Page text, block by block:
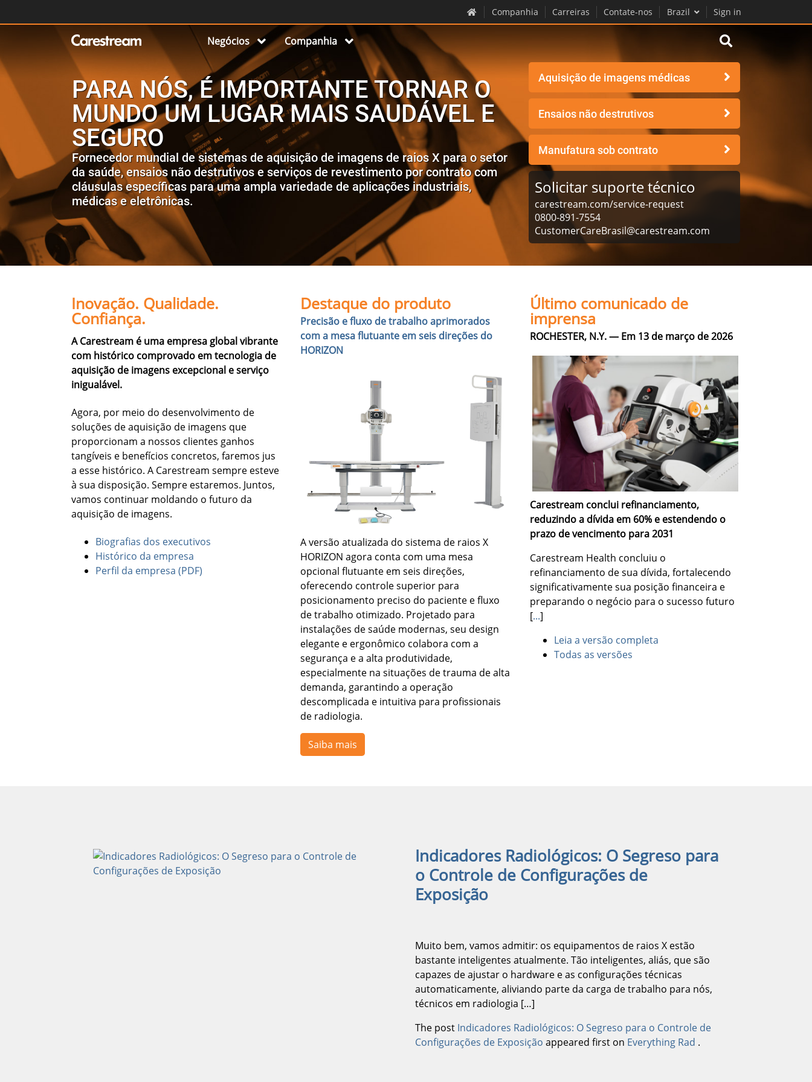
Companhia Carreiras Contate-nos Brazil Sign in
Negócios Companhia
PARA NÓS, É IMPORTANTE TORNAR O
MUNDO UM LUGAR MAIS SAUDÁVEL E
SEGURO
Fornecedor mundial de sistemas de aquisição de imagens de raios X para o setor
da saúde, ensaios não destrutivos e serviços de revestimento por contrato com
cláusulas específicas para uma ampla variedade de aplicações industriais,
médicas e eletrônicas.
Aquisição de imagens médicas
Ensaios não destrutivos
Manufatura sob contrato
Solicitar suporte técnico
carestream.com/service-request
0800-891-7554
CustomerCareBrasil@carestream.com
Inovação. Qualidade.
Confiança.
A Carestream é uma empresa global vibrante
com histórico comprovado em tecnologia de
aquisição de imagens excepcional e serviço
inigualável.
Agora, por meio do desenvolvimento de
soluções de aquisição de imagens que
proporcionam a nossos clientes ganhos
tangíveis e benefícios concretos, faremos jus
a esse histórico. A Carestream sempre esteve
à sua disposição. Sempre estaremos. Juntos,
vamos continuar moldando o futuro da
aquisição de imagens.
Biografias dos executivos
Histórico da empresa
Perfil da empresa (PDF)
Destaque do produto
Precisão e fluxo de trabalho aprimorados
com a mesa flutuante em seis direções do
HORIZON
A versão atualizada do sistema de raios X
HORIZON agora conta com uma mesa
opcional flutuante em seis direções,
oferecendo controle superior para
posicionamento preciso do paciente e fluxo
de trabalho otimizado. Projetado para
instalações de saúde modernas, seu design
elegante e ergonômico colabora com a
segurança e a alta produtividade,
especialmente na situações de trauma de alta
demanda, garantindo a operação
descomplicada e intuitiva para profissionais
de radiologia.
Saiba mais
Último comunicado de
imprensa
ROCHESTER, N.Y. — Em 13 de março de 2026
Carestream conclui refinanciamento,
reduzindo a dívida em 60% e estendendo o
prazo de vencimento para 2031
Carestream Health concluiu o
refinanciamento de sua dívida, fortalecendo
significativamente sua posição financeira e
preparando o negócio para o sucesso futuro
[...]
Leia a versão completa
Todas as versões
Indicadores Radiológicos: O Segreso para
o Controle de Configurações de
Exposição
Muito bem, vamos admitir: os equipamentos de raios X estão
bastante inteligentes atualmente. Tão inteligentes, aliás, que são
capazes de ajustar o hardware e as configurações técnicas
automaticamente, aliviando parte da carga de trabalho para nós,
técnicos em radiologia […]
The post Indicadores Radiológicos: O Segreso para o Controle de
Configurações de Exposição appeared first on Everything Rad .